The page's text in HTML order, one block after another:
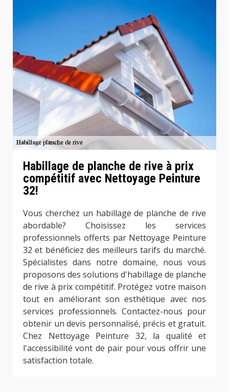
Habillage de planche de rive à prix
compétitif avec Nettoyage Peinture
32!
Vous cherchez un habillage de planche de rive
abordable? Choisissez les services
professionnels offerts par Nettoyage Peinture
32 et bénéficiez des meilleurs tarifs du marché.
Spécialistes dans notre domaine, nous vous
proposons des solutions d'habillage de planche
de rive à prix compétitif. Protégez votre maison
tout en améliorant son esthétique avec nos
services professionnels. Contactez-nous pour
obtenir un devis personnalisé, précis et gratuit.
Chez Nettoyage Peinture 32, la qualité et
l'accessibilité vont de pair pour vous offrir une
satisfaction totale.